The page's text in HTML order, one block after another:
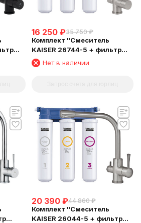
16 250 ₽35 750 ₽
Комплект "Cмеситель
KAISER 26744-5 + фильтр
Барьер"
Нет в наличии
20 390 ₽44 860 ₽
Комплект "Cмеситель
KAISER 26044-5 + фильтр